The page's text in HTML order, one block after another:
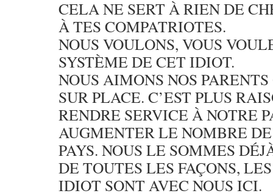
CELA NE SERT À RIEN DE
À TES COMPATRIOTES.
NOUS VOULONS, VOUS
SYSTÈME DE CET IDIOT.
NOUS AIMONS NOS
SUR PLACE. C’EST PLUS
RENDRE SERVICE À NOTRE
AUGMENTER LE NOMBRE
PAYS. NOUS LE SOMMES
DE TOUTES LES FAÇONS,
IDIOT SONT AVEC NOUS ICI.